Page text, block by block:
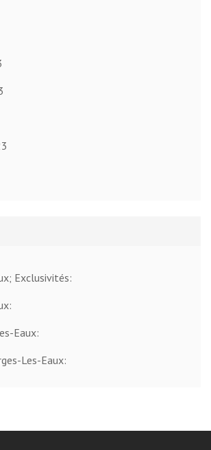
Exclusivités:
Eaux:
Les-Eaux: